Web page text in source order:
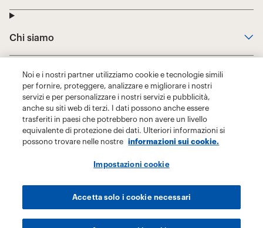
Noi e i nostri partner utilizziamo cookie e tecnologie simili
per fornire, proteggere, analizzare e migliorare i nostri
servizi e per personalizzare i nostri servizi e pubblicità,
anche su siti web di terzi. I dati possono anche essere
trasferiti in paesi che potrebbero non avere un livello
equivalente di protezione dei dati. Ulteriori informazioni si
possono trovare nelle nostre
informazioni sui cookie.
Impostazioni cookie
Accetta solo i cookie necessari